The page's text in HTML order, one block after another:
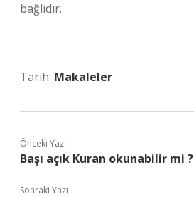
bağlıdır.
Tarih: Makaleler
Önceki Yazı
Başı açık Kuran okunabilir mi ?
Sonraki Yazı